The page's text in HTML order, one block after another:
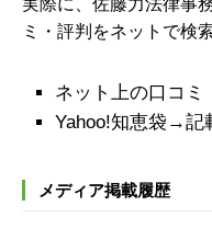
実際に、佐藤力法律事
ミ・評判をネットで検
ネット上の口コ
Yahoo!知恵袋→
メディア掲載履歴